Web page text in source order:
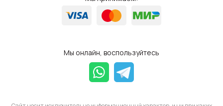
Мы онлайн, воспользуйтесь